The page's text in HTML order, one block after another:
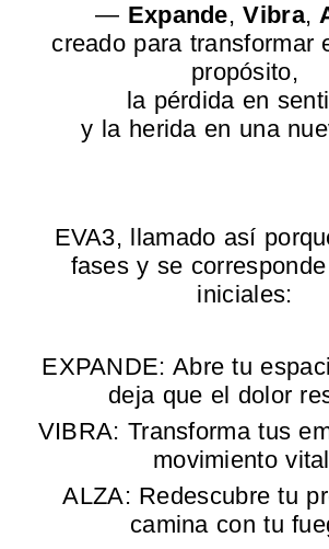
— Expande,Vibra,
creado para transformar
propósito,
la pérdida en
y la herida en una
EVA3, llamado así
fases y se
iniciales:
EXPANDE: Abre tu
deja que el dolor
VIBRA: Transforma tus
movimiento
ALZA: Redescubre tu
camina con tu